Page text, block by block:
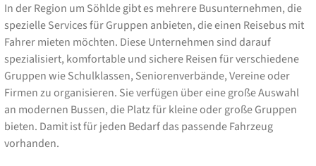
In der Region um Söhlde gibt es mehrere Busunternehmen, die
spezielle Services für Gruppen anbieten, die einen Reisebus mit
Fahrer mieten möchten. Diese Unternehmen sind darauf
spezialisiert, komfortable und sichere Reisen für verschiedene
Gruppen wie Schulklassen, Seniorenverbände, Vereine oder
Firmen zu organisieren. Sie verfügen über eine große Auswahl
an modernen Bussen, die Platz für kleine oder große Gruppen
bieten. Damit ist für jeden Bedarf das passende Fahrzeug
vorhanden.